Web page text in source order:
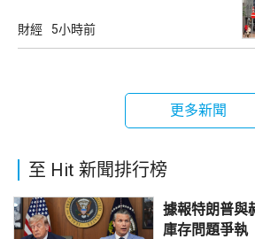
財經 5小時前
更多新聞
至 Hit 新聞排行榜
據報特朗普與
庫存問題爭執